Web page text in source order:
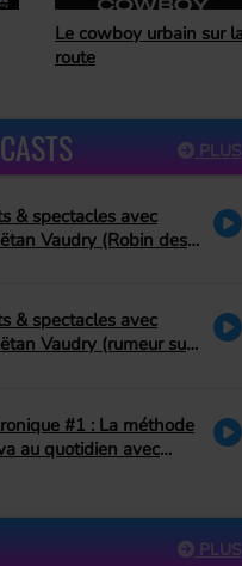
Horoscope Hebdo avec
Alexandre Aubry,
PLUS
& spectacles avec
Vaudry (Robin des
hommage à Bonnie
& spectacles avec
Vaudry (rumeur sur
#1 : La méthode
au quotidien avec
PLUS